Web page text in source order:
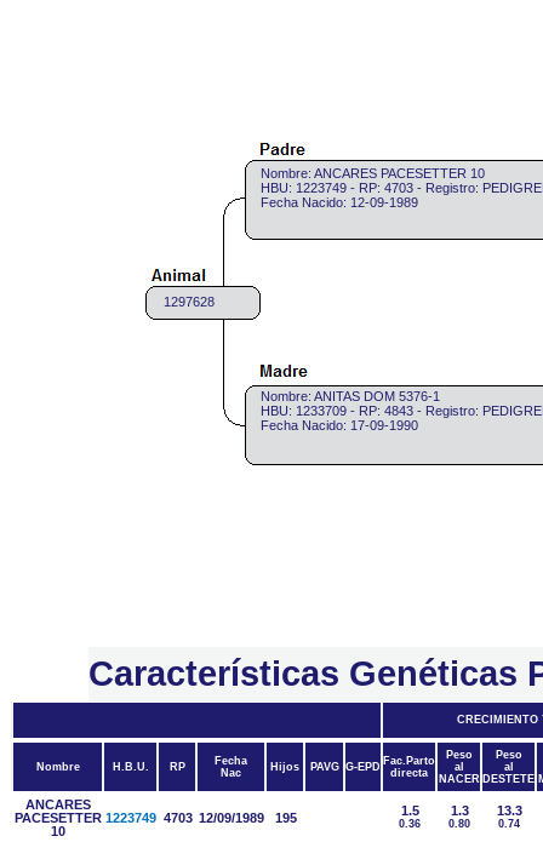
1297628
Nombre: ANCARES PACESETTER 10
HBU: 1223749 - RP: 4703 - Registro:
Fecha Nacido: 12-09-1989
Nombre: ANITAS DOM 5376-1
HBU: 1233709 - RP: 4843 - Registro:
Fecha Nacido: 17-09-1990
Características Genéticas
CRECIMIENTO
Nombre H.B.U. RP
Fecha
Nac
Hijos PAVG G-EPD Fac.Parto
directa
Peso
al
NACER
Peso
al
DESTETE
ANCARES
PACESETTER
10
1223749 4703 12/09/1989 195 1.5
0.36
1.3
0.80
13.3
0.74